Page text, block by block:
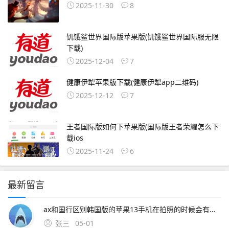
2025-11-30
8
饥饿鲨世界国际版苹果版(饥饿鲨世界国际服无限
下载)
2025-12-04
7
健康伊犁苹果版下载(健康伊犁app二维码)
2025-12-12
7
王者国际版如何下苹果版(国际版王者荣耀怎么下
载ios
2025-11-24
6
最新留言
ax和国行区别韩国版的苹果13手机在拍照的时候会有声音，手机设置静音拍照的时候也会有声音，国行13promax拍照的时候没有声音苹果公司Apple Inc是美国一家高科技公司由史蒂夫·乔布斯斯蒂夫·盖瑞·沃兹尼亚克和罗纳德·杰拉尔德·韦恩Ron Wayne等人于1976年4月1
张三
05-01